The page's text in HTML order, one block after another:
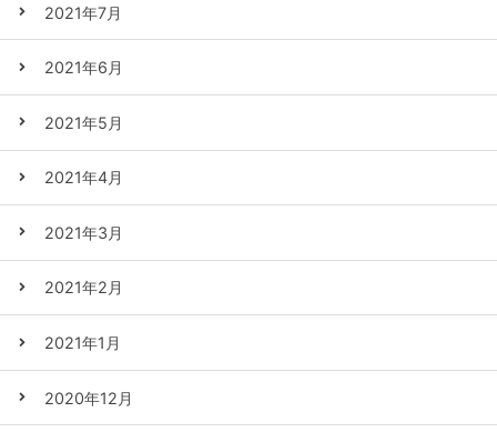
2021年7月
2021年6月
2021年5月
2021年4月
2021年3月
2021年2月
2021年1月
2020年12月